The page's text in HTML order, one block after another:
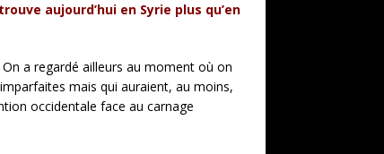
aujourd’hui en Syrie plus qu’en
a regardé ailleurs au moment où on
mais qui auraient, au moins,
occidentale face au carnage